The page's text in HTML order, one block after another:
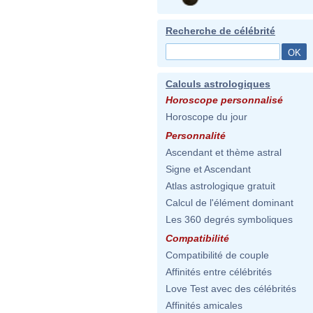
Recherche de célébrité
Calculs astrologiques
Horoscope personnalisé
Horoscope du jour
Personnalité
Ascendant et thème astral
Signe et Ascendant
Atlas astrologique gratuit
Calcul de l'élément dominant
Les 360 degrés symboliques
Compatibilité
Compatibilité de couple
Affinités entre célébrités
Love Test avec des célébrités
Affinités amicales